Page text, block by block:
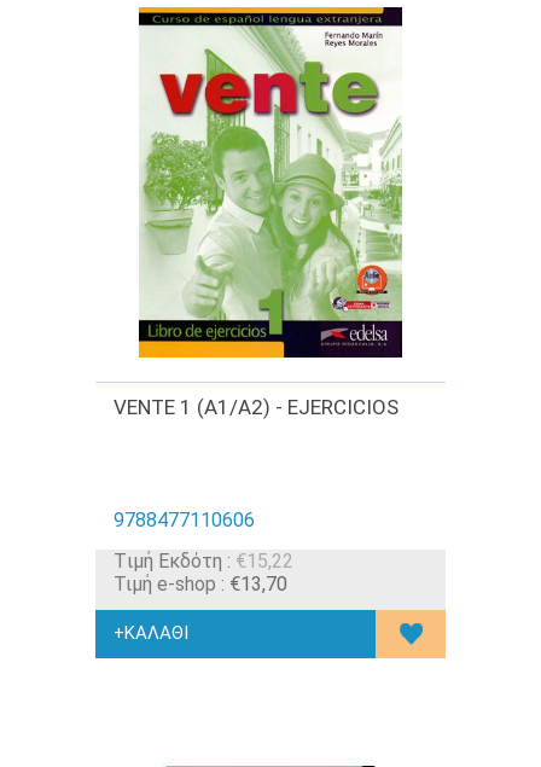
VENTE 1 (A1/A2) - EJERCICIOS
9788477110606
Tιμή Εκδότη : €15,22
Τιμή e-shop : €13,70